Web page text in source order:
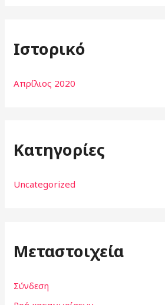
Ιστορικό
Απρίλιος 2020
Kατηγορίες
Uncategorized
Μεταστοιχεία
Σύνδεση